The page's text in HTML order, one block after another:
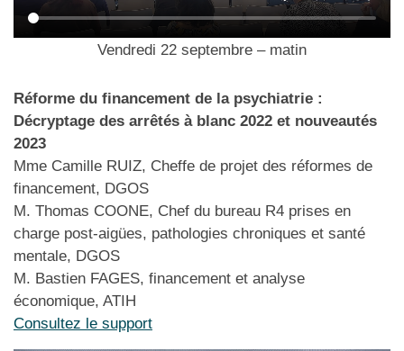
Vendredi 22 septembre – matin
Réforme du financement de la psychiatrie :
Décryptage des arrêtés à blanc 2022 et nouveautés
2023
Mme Camille RUIZ, Cheffe de projet des réformes de
financement, DGOS
M. Thomas COONE, Chef du bureau R4 prises en
charge post-aigües, pathologies chroniques et santé
mentale, DGOS
M. Bastien FAGES, financement et analyse
économique, ATIH
Consultez le support